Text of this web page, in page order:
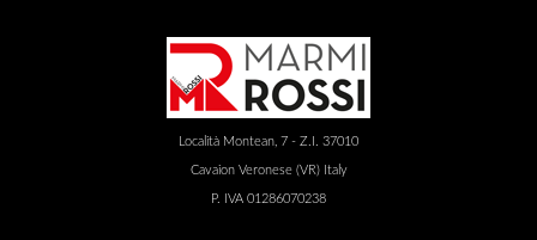
Località Montean, 7 - Z.I. 37010
Cavaion Veronese (VR) Italy
P. IVA 01286070238